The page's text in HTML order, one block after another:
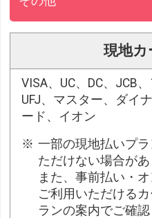
現地カ
VISA、UC、DC、JCB
UFJ、マスター、ダイ
ード、イオン
一部の現地払いプ
ただけない場合があ
また、事前払い・
ご利用いただける
ランの案内でご確認